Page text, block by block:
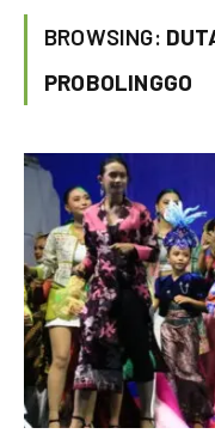
BROWSING:
PROBOLINGGO